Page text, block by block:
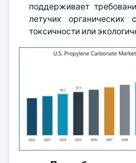
поддерживает
летучих органических
токсичности или